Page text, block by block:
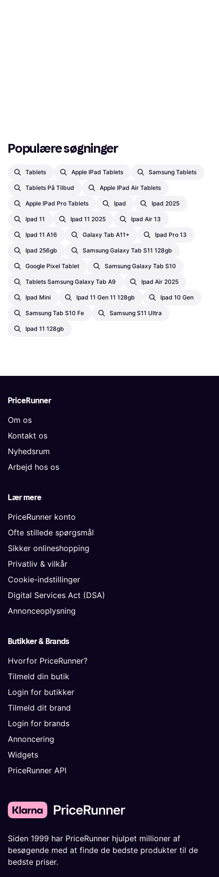
Populære søgninger
Tablets Apple IPad Tablets Samsung Tablets
Tablets På Tilbud Apple IPad Air Tablets
Apple IPad Pro Tablets Ipad Ipad 2025
Ipad 11 Ipad 11 2025 Ipad Air 13
Ipad 11 A16 Galaxy Tab A11+ Ipad Pro 13
Ipad 256gb Samsung Galaxy Tab S11 128gb
Google Pixel Tablet Samsung Galaxy Tab S10
Tablets Samsung Galaxy Tab A9 Ipad Air 2025
Ipad Mini Ipad 11 Gen 11 128gb Ipad 10 Gen
Samsung Tab S10 Fe Samsung S11 Ultra
Ipad 11 128gb
PriceRunner
Om os
Kontakt os
Nyhedsrum
Arbejd hos os
Lær mere
PriceRunner konto
Ofte stillede spørgsmål
Sikker onlineshopping
Privatliv & vilkår
Cookie-indstillinger
Digital Services Act (DSA)
Annonceoplysning
Butikker & Brands
Hvorfor PriceRunner?
Tilmeld din butik
Login for butikker
Tilmeld dit brand
Login for brands
Annoncering
Widgets
PriceRunner API
Siden 1999 har PriceRunner hjulpet millioner af
besøgende med at finde de bedste produkter til de
bedste priser.